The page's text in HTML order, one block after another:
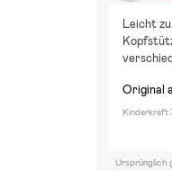
Leicht
Original
Kinderkraft
Ursprünglich